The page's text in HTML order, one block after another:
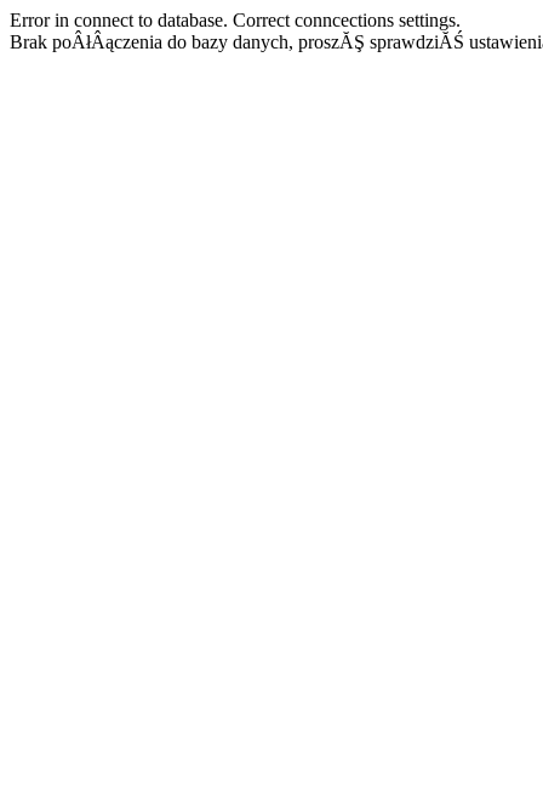
Error in connect to database. Correct conncections settings.
Brak poÂłÂączenia do bazy danych, proszĂŞ sprawdziĂŚ